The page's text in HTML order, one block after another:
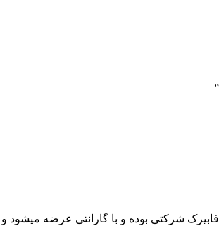
شرکتی بوده و با گارانتی عرضه میشود